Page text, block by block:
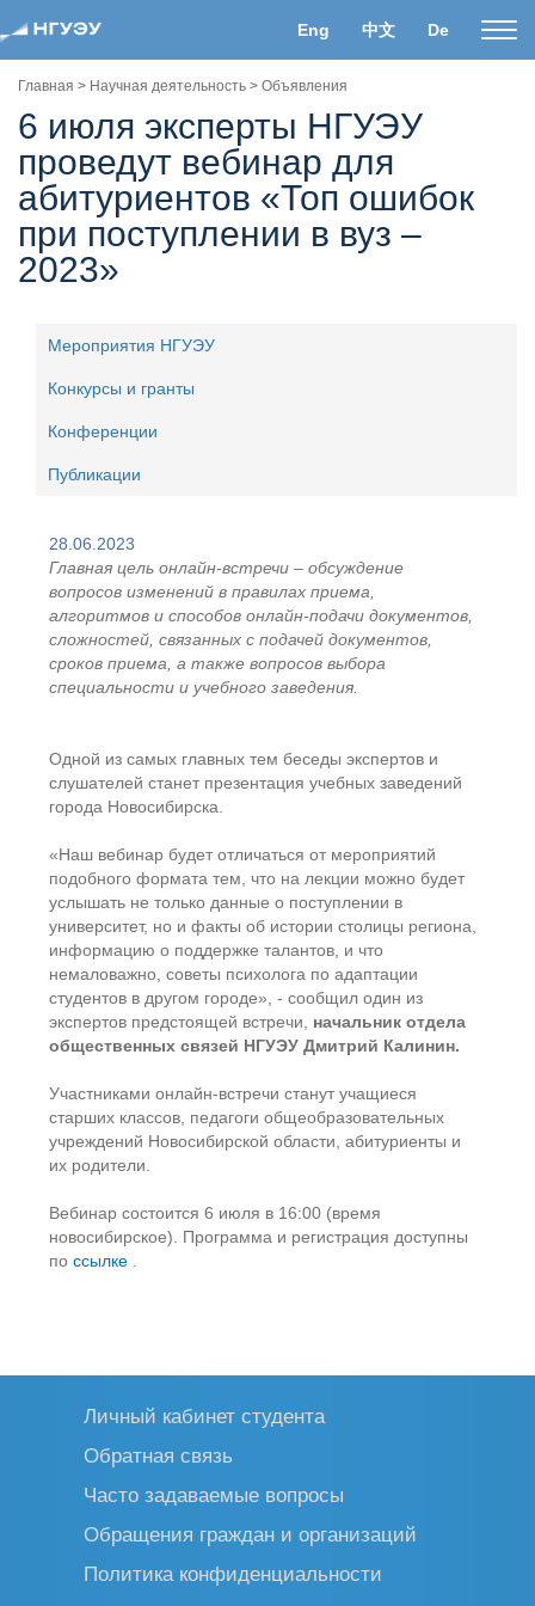
Eng 中文 De
Главная > Научная деятельность > Объявления
6 июля эксперты НГУЭУ
проведут вебинар для
абитуриентов «Топ ошибок
при поступлении в вуз –
2023»
Мероприятия НГУЭУ
Конкурсы и гранты
Конференции
Публикации
28.06.2023
Главная цель онлайн-встречи – обсуждение
вопросов изменений в правилах приема,
алгоритмов и способов онлайн-подачи документов,
сложностей, связанных с подачей документов,
сроков приема, а также вопросов выбора
специальности и учебного заведения.
Одной из самых главных тем беседы экспертов и
слушателей станет презентация учебных заведений
города Новосибирска.
«Наш вебинар будет отличаться от мероприятий
подобного формата тем, что на лекции можно будет
услышать не только данные о поступлении в
университет, но и факты об истории столицы региона,
информацию о поддержке талантов, и что
немаловажно, советы психолога по адаптации
студентов в другом городе», - сообщил один из
экспертов предстоящей встречи, начальник отдела
общественных связей НГУЭУ Дмитрий Калинин.
Участниками онлайн-встречи станут учащиеся
старших классов, педагоги общеобразовательных
учреждений Новосибирской области, абитуриенты и
их родители.
Вебинар состоится 6 июля в 16:00 (время
новосибирское). Программа и регистрация доступны
по ссылке
Личный кабинет студента
Обратная связь
Часто задаваемые вопросы
Обращения граждан и организаций
Политика конфиденциальности